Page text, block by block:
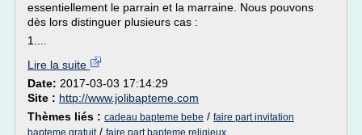
essentiellement le parrain et la marraine. Nous pouvons
dès lors distinguer plusieurs cas :
1....
Lire la suite
Date: 2017-03-03 17:14:29
Site : http://www.jolibapteme.com
Thèmes liés : cadeau bapteme bebe / faire part invitation
bapteme gratuit/ faire part bapteme religieux